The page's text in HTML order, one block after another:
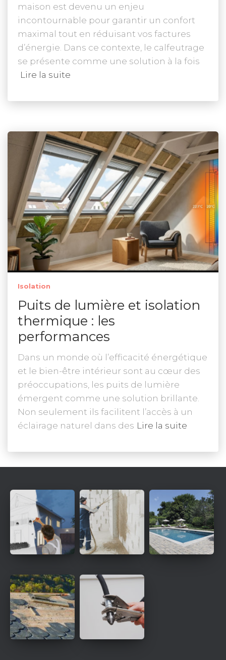
maison est devenu un enjeu
incontournable pour garantir un confort
maximal tout en réduisant vos factures
d’énergie. Dans ce contexte, le calfeutrage
se présente comme une solution à la fois
Lire la suite
Isolation
Puits de lumière et isolation
thermique : les
performances
Dans un monde où l’efficacité énergétique
et le bien-être intérieur sont au cœur des
préoccupations, les puits de lumière
émergent comme une solution brillante.
Non seulement ils facilitent l’accès à un
éclairage naturel dans des Lire la suite